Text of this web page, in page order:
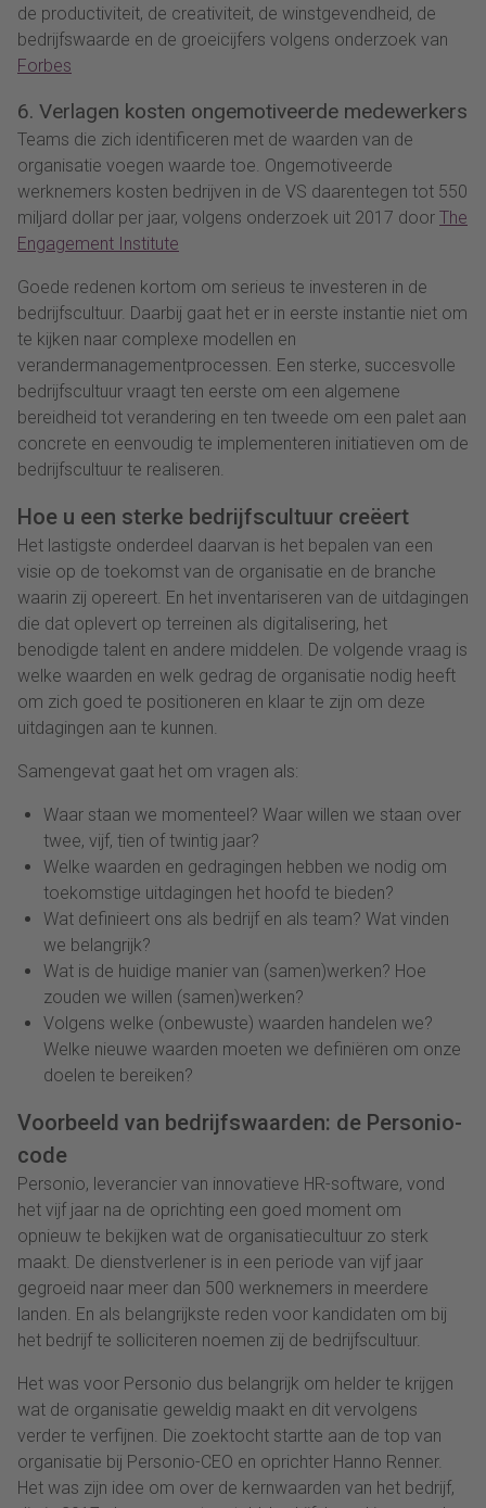
de productiviteit, de creativiteit, de winstgevendheid, de
bedrijfswaarde en de groeicijfers volgens onderzoek van
Forbes
6. Verlagen kosten ongemotiveerde medewerkers
Teams die zich identificeren met de waarden van de
organisatie voegen waarde toe. Ongemotiveerde
werknemers kosten bedrijven in de VS daarentegen tot 550
miljard dollar per jaar, volgens onderzoek uit 2017 door The
Engagement Institute
Goede redenen kortom om serieus te investeren in de
bedrijfscultuur. Daarbij gaat het er in eerste instantie niet om
te kijken naar complexe modellen en
verandermanagementprocessen. Een sterke, succesvolle
bedrijfscultuur vraagt ten eerste om een algemene
bereidheid tot verandering en ten tweede om een palet aan
concrete en eenvoudig te implementeren initiatieven om de
bedrijfscultuur te realiseren.
Hoe u een sterke bedrijfscultuur creëert
Het lastigste onderdeel daarvan is het bepalen van een
visie op de toekomst van de organisatie en de branche
waarin zij opereert. En het inventariseren van de uitdagingen
die dat oplevert op terreinen als digitalisering, het
benodigde talent en andere middelen. De volgende vraag is
welke waarden en welk gedrag de organisatie nodig heeft
om zich goed te positioneren en klaar te zijn om deze
uitdagingen aan te kunnen.
Samengevat gaat het om vragen als:
Waar staan we momenteel? Waar willen we staan over
twee, vijf, tien of twintig jaar?
Welke waarden en gedragingen hebben we nodig om
toekomstige uitdagingen het hoofd te bieden?
Wat definieert ons als bedrijf en als team? Wat vinden
we belangrijk?
Wat is de huidige manier van (samen)werken? Hoe
zouden we willen (samen)werken?
Volgens welke (onbewuste) waarden handelen we?
Welke nieuwe waarden moeten we definiëren om onze
doelen te bereiken?
Voorbeeld van bedrijfswaarden: de Personio-
code
Personio, leverancier van innovatieve HR-software, vond
het vijf jaar na de oprichting een goed moment om
opnieuw te bekijken wat de organisatiecultuur zo sterk
maakt. De dienstverlener is in een periode van vijf jaar
gegroeid naar meer dan 500 werknemers in meerdere
landen. En als belangrijkste reden voor kandidaten om bij
het bedrijf te solliciteren noemen zij de bedrijfscultuur.
Het was voor Personio dus belangrijk om helder te krijgen
wat de organisatie geweldig maakt en dit vervolgens
verder te verfijnen. Die zoektocht startte aan de top van
organisatie bij Personio-CEO en oprichter Hanno Renner.
Het was zijn idee om over de kernwaarden van het bedrijf,